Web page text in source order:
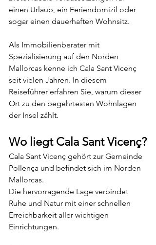
einen Urlaub, ein Feriendomizil oder
sogar einen dauerhaften Wohnsitz.
Als Immobilienberater mit
Spezialisierung auf den Norden
Mallorcas kenne ich Cala Sant Vicenç
seit vielen Jahren. In diesem
Reiseführer erfahren Sie, warum dieser
Ort zu den begehrtesten Wohnlagen
der Insel zählt.
Wo liegt Cala Sant Vicenç?
Cala Sant Vicenç gehört zur Gemeinde
Pollença und befindet sich im Norden
Mallorcas.
Die hervorragende Lage verbindet
Ruhe und Natur mit einer schnellen
Erreichbarkeit aller wichtigen
Einrichtungen.